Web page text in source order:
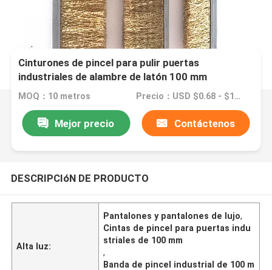
Cinturones de pincel para pulir puertas
industriales de alambre de latón 100 mm
MOQ：10 metros Precio：USD $0.68 - $1.80 meters
Mejor precio Contáctenos
DESCRIPCIóN DE PRODUCTO
Alta luz:
Pantalones y pantalones de lujo,
Cintas de pincel para puertas indu
striales de 100 mm
,
Banda de pincel industrial de 100 m